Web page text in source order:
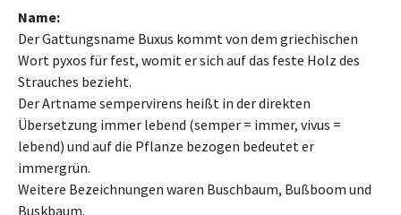
Name:
Der Gattungsname Buxus kommt von dem griechischen
Wort pyxos für fest, womit er sich auf das feste Holz des
Strauches bezieht.
Der Artname sempervirens heißt in der direkten
Übersetzung immer lebend (semper = immer, vivus =
lebend) und auf die Pflanze bezogen bedeutet er
immergrün.
Weitere Bezeichnungen waren Buschbaum, Bußboom und
Buskbaum.